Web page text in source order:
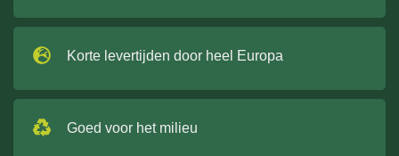
Korte levertijden door heel Europa
Goed voor het milieu